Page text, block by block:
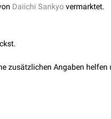
Daiichi Sankyo vermarktet.
zusätzlichen Angaben helfen